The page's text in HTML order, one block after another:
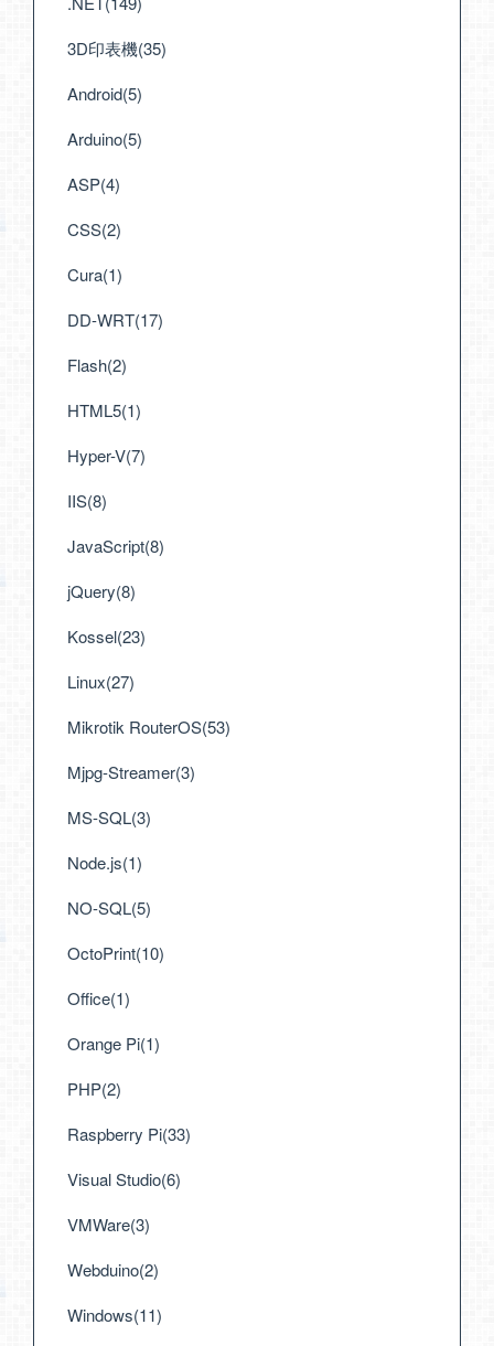
3D印表機(35)
Android(5)
Arduino(5)
ASP(4)
CSS(2)
Cura(1)
DD-WRT(17)
Flash(2)
HTML5(1)
Hyper-V(7)
IIS(8)
JavaScript(8)
jQuery(8)
Kossel(23)
Linux(27)
Mikrotik RouterOS(53)
Mjpg-Streamer(3)
MS-SQL(3)
Node.js(1)
NO-SQL(5)
OctoPrint(10)
Office(1)
Orange Pi(1)
PHP(2)
Raspberry Pi(33)
Visual Studio(6)
VMWare(3)
Webduino(2)
Windows(11)